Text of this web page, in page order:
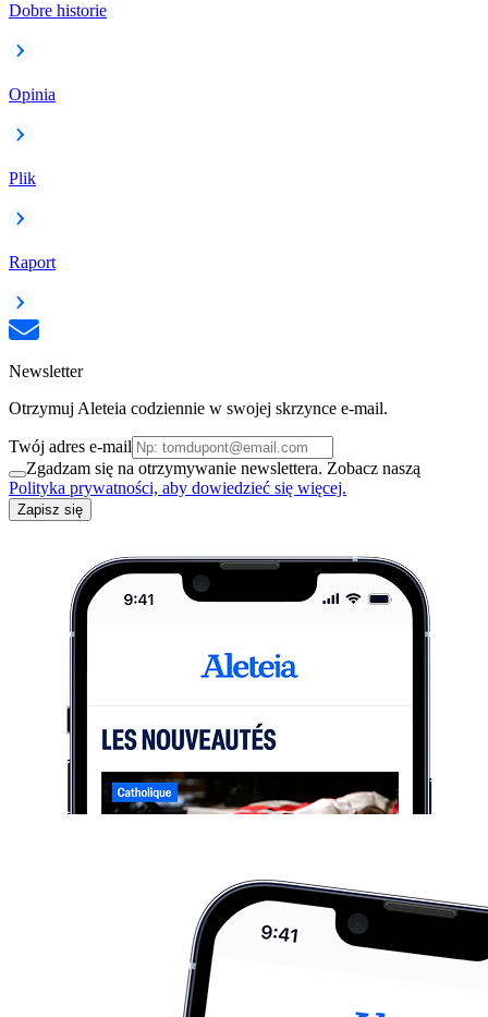
Dobre historie
Opinia
Plik
Raport
Newsletter
Otrzymuj Aleteia codziennie w swojej skrzynce e-mail.
Twój adres e-mail
Zgadzam się na otrzymywanie newslettera. Zobacz naszą
Polityka prywatności, aby dowiedzieć się więcej.
Zapisz się